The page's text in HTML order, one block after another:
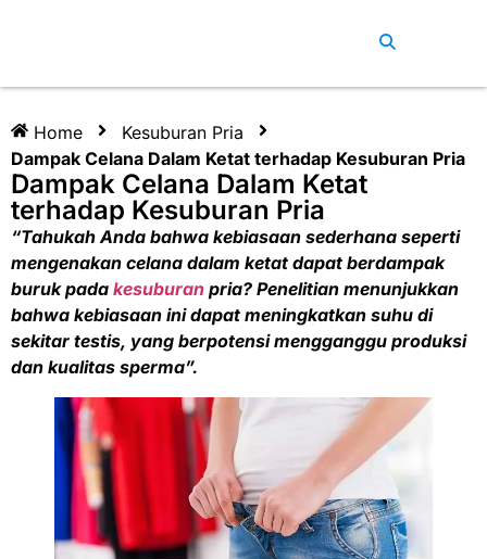
Home
Kesuburan Pria
Dampak Celana Dalam Ketat terhadap Kesuburan Pria
Dampak Celana Dalam Ketat
terhadap Kesuburan Pria
“Tahukah Anda bahwa kebiasaan sederhana seperti
mengenakan celana dalam ketat dapat berdampak
buruk pada kesuburan pria? Penelitian menunjukkan
bahwa kebiasaan ini dapat meningkatkan suhu di
sekitar testis, yang berpotensi mengganggu produksi
dan kualitas sperma”.